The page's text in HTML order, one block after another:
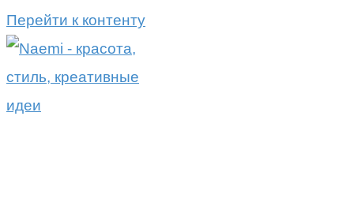
Перейти к контенту